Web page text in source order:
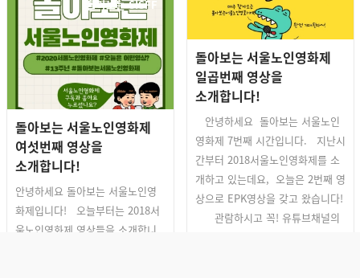
돌아보는 서울노인영화제
일곱번째 영상을
소개합니다!
안녕하세요 돌아보는 서울노인
영화제 7번째 시간입니다. 지난시
간부터 2018서울노인영화제를 소
개하고 있는데요, 오늘은 2번째 영
상으로 EPK영상을 갖고 왔습니다!
관람하시고 꼭! 유튜브채널의
돌아보는 SISFF
돌아보는 서울노인영화제
여섯번째 영상을
소개합니다!
안녕하세요 돌아보는 서울노인영
화제입니다! 오늘부터는 2018서
울노인영화제 영상들을 소개합니